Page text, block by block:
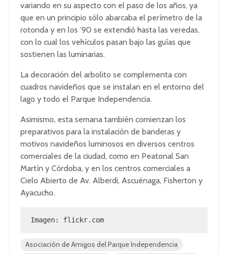
variando en su aspecto con el paso de los años, ya
que en un principio sólo abarcaba el perímetro de la
rotonda y en los ’90 se extendió hasta las veredas,
con lo cual los vehículos pasan bajo las guías que
sostienen las luminarias.
La decoración del arbolito se complementa con
cuadros navideños que se instalan en el entorno del
lago y todo el Parque Independencia.
Asimismo, esta semana también comienzan los
preparativos para la instalación de banderas y
motivos navideños luminosos en diversos centros
comerciales de la ciudad, como en Peatonal San
Martín y Córdoba, y en los centros comerciales a
Cielo Abierto de Av. Alberdi, Ascuénaga, Fisherton y
Ayacucho.
Imagen: flickr.com
Asociación de Amigos del Parque Independencia